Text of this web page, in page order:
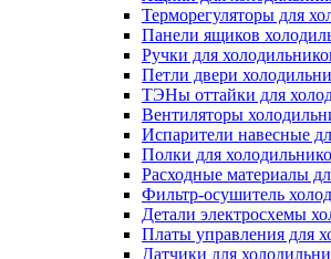
Терморегуляторы для
Панели ящиков
Ручки для
Петли двери
ТЭНы оттайки для
Вентиляторы
Испарители навесные
Полки для
Расходные материалы
Фильтр-осушитель
Детали электросхемы
Платы управления для
Датчики для